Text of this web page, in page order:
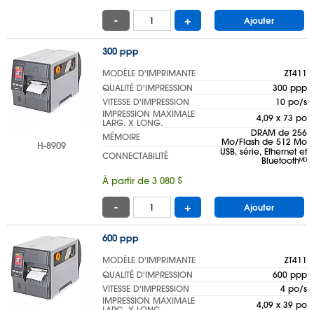
- + Ajouter
H-8909
300 ppp
MODÈLE D'IMPRIMANTE
ZT411
QUALITÉ D'IMPRESSION
300 ppp
VITESSE D'IMPRESSION
10 po/s
IMPRESSION MAXIMALE
LARG. X LONG.
4,09 x 73 po
MÉMOIRE
DRAM de 256
Mo/Flash de 512 Mo
CONNECTABILITÉ
USB, série, Ethernet et
Bluetoothᴹᴰ
À partir de 3 080 $
- + Ajouter
600 ppp
MODÈLE D'IMPRIMANTE
ZT411
QUALITÉ D'IMPRESSION
600 ppp
VITESSE D'IMPRESSION
4 po/s
IMPRESSION MAXIMALE
4,09 x 39 po